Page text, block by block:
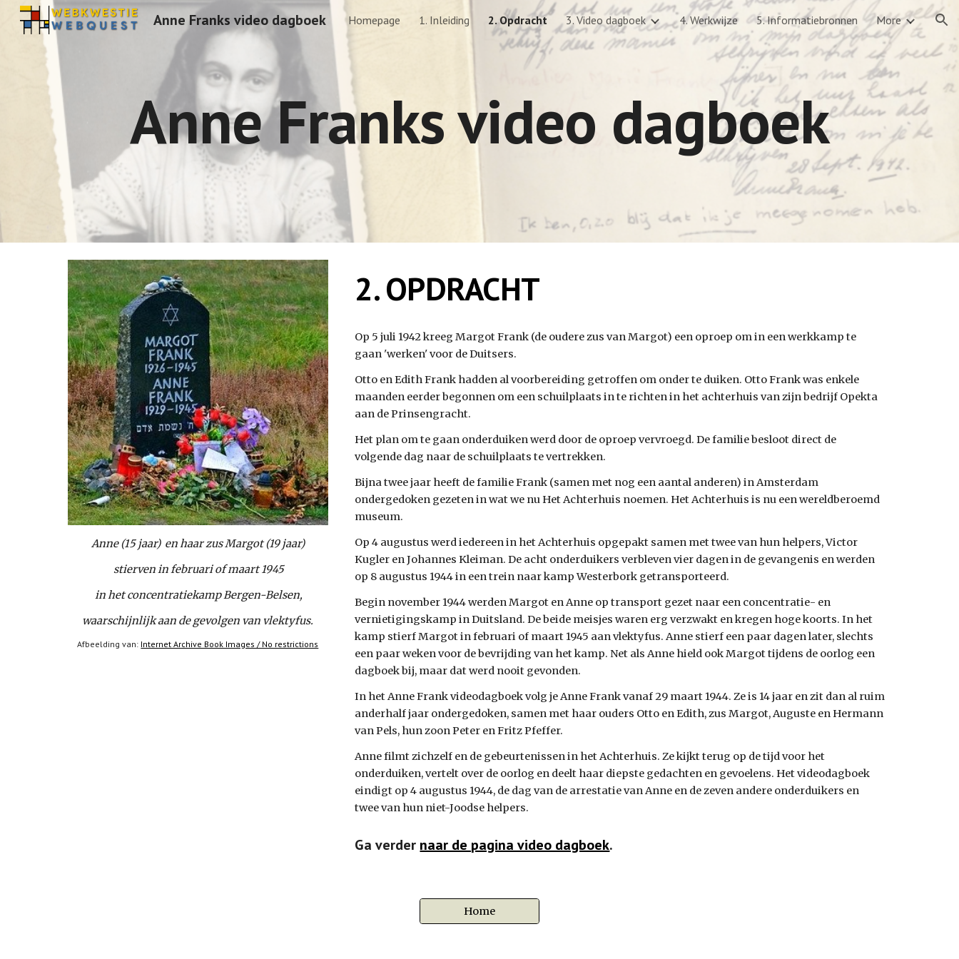
Skip to main content Skip to navigation
Anne Franks video dagboek Homepage 1. Inleiding 2. Opdracht 3. Video dagboek 4. Werkwijze 5. Informatiebronnen More
Anne Franks video dagboek
Anne (15 jaar)  en haar zus Margot (19 jaar)
stierven in februari of maart 1945
in het concentratiekamp Bergen-Belsen,
waarschijnlijk aan de gevolgen van vlektyfus.
Afbeelding van: Internet Archive Book Images / No restrictions
2. OPDRACHT
Op 5 juli 1942 kreeg Margot Frank (de oudere zus van Margot) een oproep om in een werkkamp te
gaan 'werken' voor de Duitsers.
Otto en Edith Frank hadden al voorbereiding getroffen om onder te duiken. Otto Frank was enkele
maanden eerder begonnen om een schuilplaats in te richten in het achterhuis van zijn bedrijf Opekta
aan de Prinsengracht.
Het plan om te gaan onderduiken werd door de oproep vervroegd. De familie besloot direct de
volgende dag naar de schuilplaats te vertrekken.
Bijna twee jaar heeft de familie Frank (samen met nog een aantal anderen) in Amsterdam
ondergedoken gezeten in wat we nu Het Achterhuis noemen. Het Achterhuis is nu een wereldberoemd
museum.
Op 4 augustus werd iedereen in het Achterhuis opgepakt samen met twee van hun helpers, Victor
Kugler en Johannes Kleiman. De acht onderduikers verbleven vier dagen in de gevangenis en werden
op 8 augustus 1944 in een trein naar kamp Westerbork getransporteerd.
Begin november 1944 werden Margot en Anne op transport gezet naar een concentratie- en
vernietigingskamp in Duitsland. De beide meisjes waren erg verzwakt en kregen hoge koorts. In het
kamp stierf Margot in februari of maart 1945 aan vlektyfus. Anne stierf een paar dagen later, slechts
een paar weken voor de bevrijding van het kamp. Net als Anne hield ook Margot tijdens de oorlog een
dagboek bij, maar dat werd nooit gevonden.
In het Anne Frank videodagboek volg je Anne Frank vanaf 29 maart 1944. Ze is 14 jaar en zit dan al ruim
anderhalf jaar ondergedoken, samen met haar ouders Otto en Edith, zus Margot, Auguste en Hermann
van Pels, hun zoon Peter en Fritz Pfeffer.
Anne filmt zichzelf en de gebeurtenissen in het Achterhuis. Ze kijkt terug op de tijd voor het
onderduiken, vertelt over de oorlog en deelt haar diepste gedachten en gevoelens. Het videodagboek
eindigt op 4 augustus 1944, de dag van de arrestatie van Anne en de zeven andere onderduikers en
twee van hun niet-Joodse helpers.
Ga verder naar de pagina video dagboek.
Home